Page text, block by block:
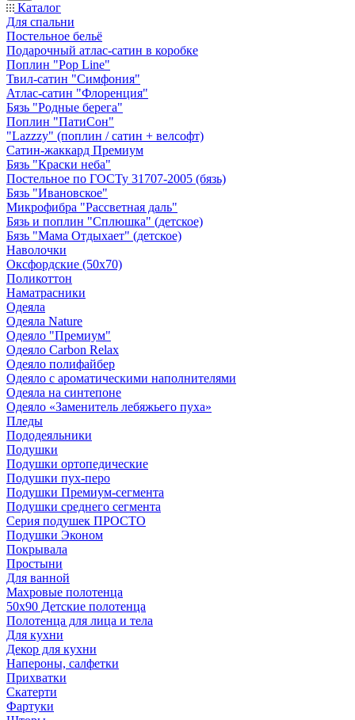
Каталог
Для спальни
Постельное бельё
Подарочный атлас-сатин в коробке
Поплин "Pop Line"
Твил-сатин "Симфония"
Атлас-сатин "Флоренция"
Бязь "Родные берега"
Поплин "ПатиСон"
"Lazzzy" (поплин / сатин + велсофт)
Сатин-жаккард Премиум
Бязь "Краски неба"
Постельное по ГОСТу 31707-2005 (бязь)
Бязь "Ивановское"
Микрофибра "Рассветная даль"
Бязь и поплин "Сплюшка" (детское)
Бязь "Мама Отдыхает" (детское)
Наволочки
Оксфордские (50х70)
Поликоттон
Наматрасники
Одеяла
Одеяла Nature
Одеяло "Премиум"
Одеяло Carbon Relax
Одеяло полифайбер
Одеяло с ароматическими наполнителями
Одеяла на синтепоне
Одеяло «Заменитель лебяжьего пуха»
Пледы
Пододеяльники
Подушки
Подушки ортопедические
Подушки пух-перо
Подушки Премиум-сегмента
Подушки среднего сегмента
Серия подушек ПРОСТО
Подушки Эконом
Покрывала
Простыни
Для ванной
Махровые полотенца
50х90 Детские полотенца
Полотенца для лица и тела
Для кухни
Декор для кухни
Напероны, салфетки
Прихватки
Скатерти
Фартуки